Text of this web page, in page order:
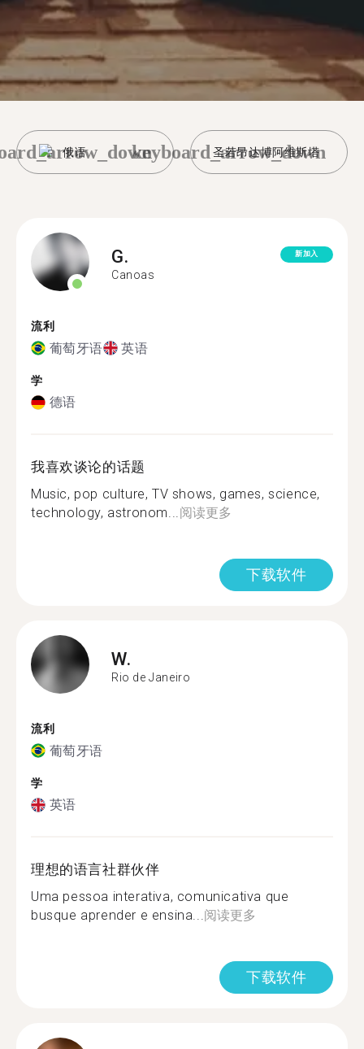
俄语 圣若昂达博阿维斯塔
keyboard_arrow_down
G.
Canoas
新加入
流利
葡萄牙语 英语
学
德语
我喜欢谈论的话题
Music, pop culture, TV shows, games, science,
technology, astronom...阅读更多
下载软件
W.
Rio de Janeiro
流利
葡萄牙语
学
英语
理想的语言社群伙伴
Uma pessoa interativa, comunicativa que
busque aprender e ensina...阅读更多
下载软件